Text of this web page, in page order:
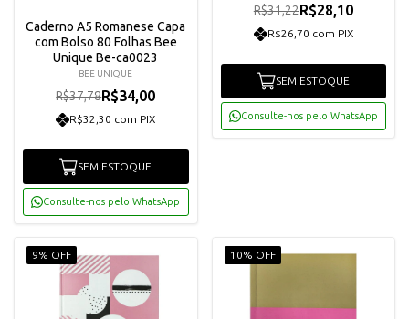
Caderno A5 Romanese Capa
com Bolso 80 Folhas Bee
Unique Be-ca0023
BEE UNIQUE
R$37,78R$34,00
R$32,30 com PIX
SEM ESTOQUE
Consulte-nos pelo WhatsApp
R$31,22R$28,10
R$26,70 com PIX
SEM ESTOQUE
Consulte-nos pelo WhatsApp
9% OFF 10% OFF